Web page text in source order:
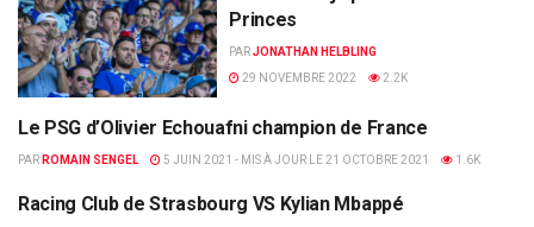
Princes
PARJONATHAN HELBLING
29 NOVEMBRE 2022
2.2K
LES ANCIENS
Le PSG d’Olivier Echouafni champion de France
PAR ROMAIN SENGEL 5 JUIN 2021 - MIS À JOUR LE 21 OCTOBRE 2021 1.6K
RC STRASBOURG
Racing Club de Strasbourg VS Kylian Mbappé